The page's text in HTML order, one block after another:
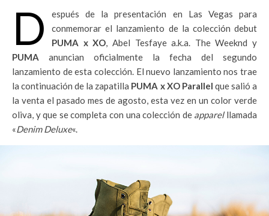
D
espués de la presentación en Las Vegas para
conmemorar el lanzamiento de la colección debut
PUMA x XO, Abel Tesfaye a.k.a. The Weeknd y
PUMA anuncian oficialmente la fecha del segundo
lanzamiento de esta colección. El nuevo lanzamiento nos trae
la continuación de la zapatilla PUMA x XO Parallel que salió a
la venta el pasado mes de agosto, esta vez en un color verde
oliva, y que se completa con una colección de apparelllamada
«Denim Deluxe«.